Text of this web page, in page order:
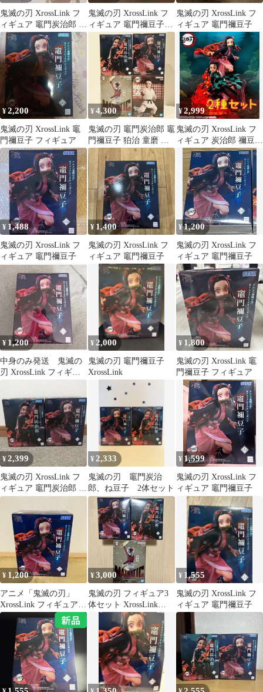
鬼滅の刃 XrossLink フ
ィギュア 竈門炭治郎 竈
門禰豆子 2種
鬼滅の刃 XrossLink フ
ィギュア 竈門禰豆子
新品未開封
鬼滅の刃 XrossLink フ
ィギュア 竈門禰豆子
¥2,200
鬼滅の刃 XrossLink 竈
門禰豆子 フィギュア
¥4,300
鬼滅の刃 竈門炭治郎 竈
門禰豆子 狛治 童磨 フ
ィギュア
¥2,999
鬼滅の刃 XrossLink フ
ィギュア 炭治郎 禰豆
子 2種 セット
¥ 1,488
鬼滅の刃 XrossLink フ
ィギュア 竈門禰豆子
¥ 1,400
鬼滅の刃 XrossLink フ
ィギュア 竈門禰豆子
¥1,200
鬼滅の刃 XrossLink フ
ィギュア 竈門禰豆子
¥ 1,200
中身のみ発送 鬼滅の
刃 XrossLink フィギュ
¥ 2,000
鬼滅の刃 竈門禰豆子
XrossLink
¥ 1,800
鬼滅の刃 XrossLink 竈
門禰豆子 フィギュア
¥2,399
鬼滅の刃 XrossLink フ
ィギュア 竈門炭治郎 竈
門禰豆子 2種
¥2,333
鬼滅の刃 竈門炭治
郎、ね豆子 2体セット
¥ 1,599
鬼滅の刃 XrossLink フ
ィギュア 竈門禰豆子
¥ 1,200
アニメ「鬼滅の刃」
XrossLink フィギュア
“竈門禰豆子”
¥3,000
鬼滅の刃 フィギュア3
体セット XrossLink
MAXIMATIC
¥ 1,555
鬼滅の刃 XrossLink フ
ィギュア 竈門禰豆子